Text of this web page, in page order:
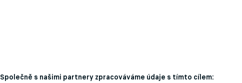
Společně s našimi partnery zpracováváme údaje s tímto cílem: